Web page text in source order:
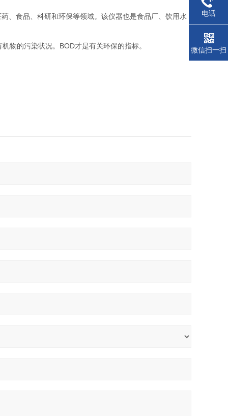
、食品、科研和环保等领域。该仪器也是食品厂、饮用水
物的污染状况。 BOD才是有关环保的指标。
电话
微信扫一扫